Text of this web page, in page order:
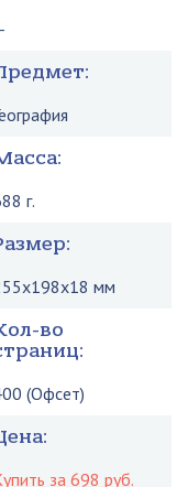
г.
мм
во
(Офсет)
за 698 руб.